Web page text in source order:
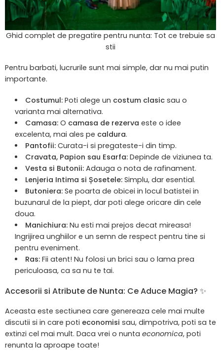
Ghid complet de pregatire pentru nunta: Tot ce trebuie sa
stii
Pentru barbati, lucrurile sunt mai simple, dar nu mai putin
importante.
Costumul:Poti alege un costum clasicsau o
varianta mai alternativa.
Camasa:O camasa de rezerva este o idee
excelenta, mai ales pe caldura.
Pantofii:Curata-i si pregateste-i din timp.
Cravata, Papion sau Esarfa:Depinde de viziunea ta.
Vesta si Butonii:Adauga o nota de rafinament.
Lenjeria Intima si Șosetele:Simplu, dar esential.
Butoniera:Se poarta de obicei in locul batistei in
buzunarul de la piept, dar poti alege oricare din cele
doua.
Manichiura:Nu esti mai prejos decat mireasa!
Ingrijirea unghiilor e un semn de respect pentru tine si
pentru eveniment.
Ras:Fii atent! Nu folosi un brici sau o lama prea
periculoasa, ca sa nu te tai.
Accesorii si Atribute de Nunta: Ce Aduce Magia? ✨
Aceasta este sectiunea care genereaza cele mai multe
discutii si in care poti economisi sau, dimpotriva, poti sa te
extinzi cel mai mult. Daca vrei o nunta economica, poti
renunta la aproape toate!